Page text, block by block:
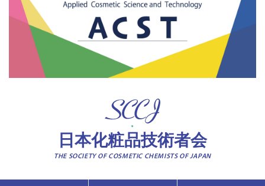
日本化粧品技術者会
THE SOCIETY OF COSMETIC CHEMISTS OF JAPAN